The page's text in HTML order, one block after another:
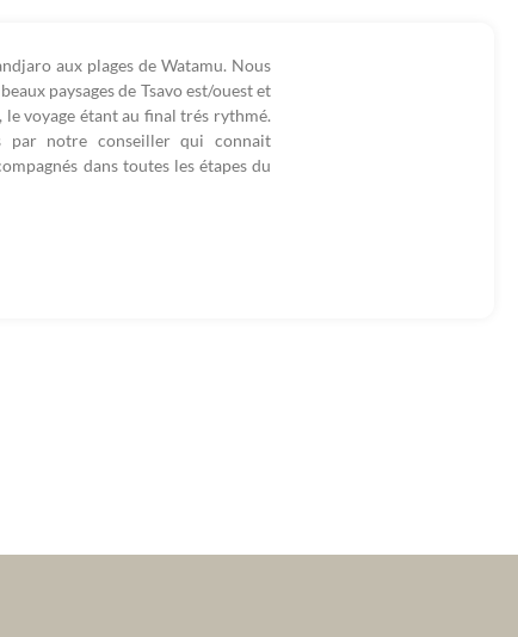
aux plages de Watamu. Nous
paysages de Tsavo est/ouest et
voyage étant au final trés rythmé.
par notre conseiller qui connait
dans toutes les étapes du